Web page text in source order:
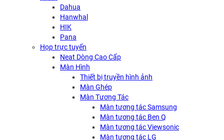
Dahua
Hanwhal
HIK
Pana
Họp trực tuyến
Neat Dòng Cao Cấp
Màn Hình
Thiết bị truyền hình ảnh
Màn Ghép
Màn Tương Tác
Màn tương tác Samsung
Màn tương tác Ben Q
Màn tương tác Viewsonic
Màn tương tác LG